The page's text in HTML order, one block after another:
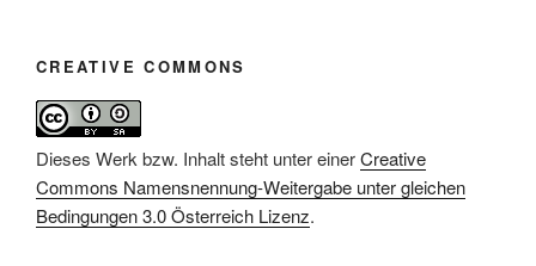
CREATIVE COMMONS
Dieses Werk bzw. Inhalt steht unter einerCreative
Commons Namensnennung-Weitergabe unter gleichen
Bedingungen 3.0 Österreich Lizenz.